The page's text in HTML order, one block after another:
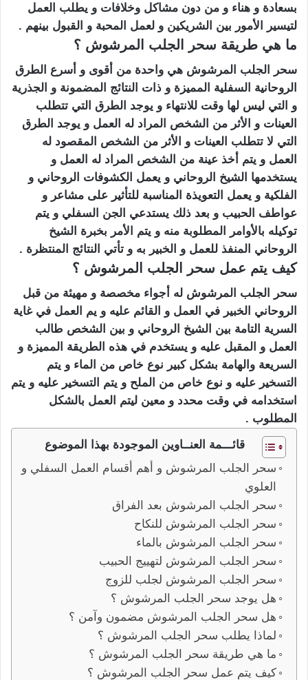
بسعادة و هناء و من دون مشاكل وخلافات و يطلب العمل
لتيسير الأمور بين الشريكين و لعمل المحبة و القبول بينهم .
ما هي طريقة سحر الجلب المرشوش ؟
سحر الجلب المرشوش هي واحدة من أقوى و أسرع الطرق
الروحانية السفلية المميزة و ذات النتائج المضمونة و الجذرية
و التي ليس لها وقت للانتهاء و يوجد الطرق التي تتطلب
العينات و الأثر من الشخص المراد له العمل و يوجد الطرق
التي لا تتطلب العينات و الأثر من الشخص المقصود له
العمل و يتم أخذ عينة من الشخص المراد له العمل و
يستخدمها الشيخ الروحاني و يعمل الكشوفات الروحاني و
الفلكية و يعمل التعويذة المناسبة للتأثير على مشاعر و
عواطف الحبيب و بعد ذلك يستدعي الجن السفلي و يتم
توكيله بالأوامر المطلوبة منه و يتم الأمر بخبرة الشيخ
الروحاني المنفذ للعمل و الخبير به و تأتي النتائج المنتظرة .
كيف يتم عمل سحر الجلب المرشوش ؟
سحر الجلب المرشوش له أجواء مخصصة و مهيئة من قبل
الروحاني الخبير في العمل و القائم عليه و يم العمل في غاية
السرية التامة بين الشيخ الروحاني و بين الشخص طالب
العمل و المقبل عليه و يستخدم في هذه الطريقة المميزة و
السريعة والهامة بشكل كبير نوع خاص من الماء و يتم
التسخير عليه و نوع خاص من الملح و يتم التسخير عليه و يتم
استخدامه في وقت محدد و معين ليتم العمل بالشكل
المطلوب .
قائـــمة العنــاوين الموجودة بهذا الموضوع
سحر الجلب المرشوش و أهم أقسام العمل السفلي و
العلوي
سحر الجلب المرشوش بعد الفراق
سحر الجلب المرشوش للنكاح
سحر الجلب المرشوش بالماء
سحر الجلب المرشوش لتهييج الحبيب
سحر الجلب المرشوش لجلب للزوج
هل يوجد سحر الجلب المرشوش ؟
هل سحر الجلب المرشوش مضمون وآمن ؟
لماذا يطلب سحر الجلب المرشوش ؟
ما هي طريقة سحر الجلب المرشوش ؟
كيف يتم عمل سحر الجلب المرشوش ؟